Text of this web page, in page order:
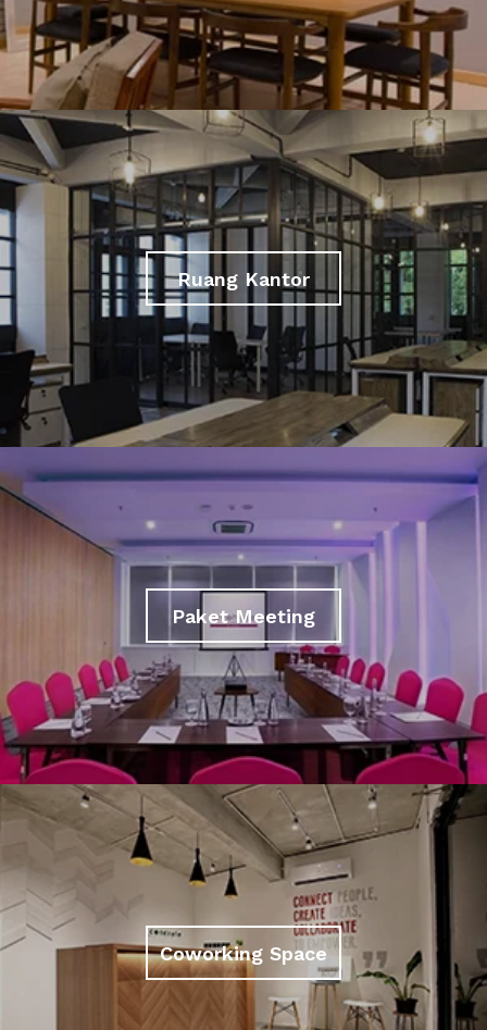
Ruang Kantor
Paket Meeting
Coworking Space